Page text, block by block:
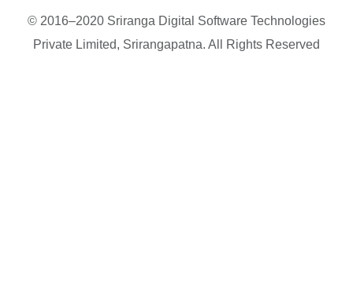
© 2016–2020 Sriranga Digital Software Technologies
Private Limited, Srirangapatna. All Rights Reserved